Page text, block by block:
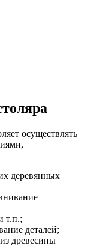
осуществлять
деревянных
т.п.;
деталей;
древесины